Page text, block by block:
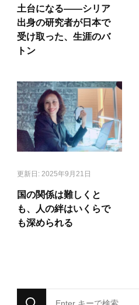
土台になる——シリア
出身の研究者が日本で
受け取った、生涯のバ
トン
更新日: 2025年9月21日
国の関係は難しくと
も、人の絆はいくらで
も深められる